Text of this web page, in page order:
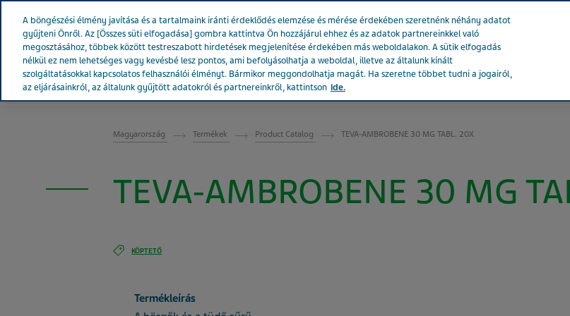
Teva Worldwide
A Teváról Hírek & Média Termékeink
MAGYARORSZÁG
Magyarország Termékek Product Catalog TEVA-AMBROBENE 30 MG TABL. 20X
TEVA-AMBROBENE 30 MG
KÖPTETŐ
Termékleírás
A böngészési élmény javítása és a tartalmaink iránti érdeklődés elemzése és mérése érdekében szeretnénk néhány adatot
gyűjteni Önről. Az [Összes süti elfogadása] gombra kattintva Ön hozzájárul ehhez és az adatok partnereinkkel való
megosztásához, többek között testreszabott hirdetések megjelenítése érdekében más weboldalakon. A sütik elfogadás
nélkül ez nem lehetséges vagy kevésbé lesz pontos, ami befolyásolhatja a weboldal, illetve az általunk kínált
szolgáltatásokkal kapcsolatos felhasználói élményt. Bármikor meggondolhatja magát. Ha szeretne többet tudni a jogairól,
az eljárásainkról, az általunk gyűjtött adatokról és partnereinkről, kattintson ide.